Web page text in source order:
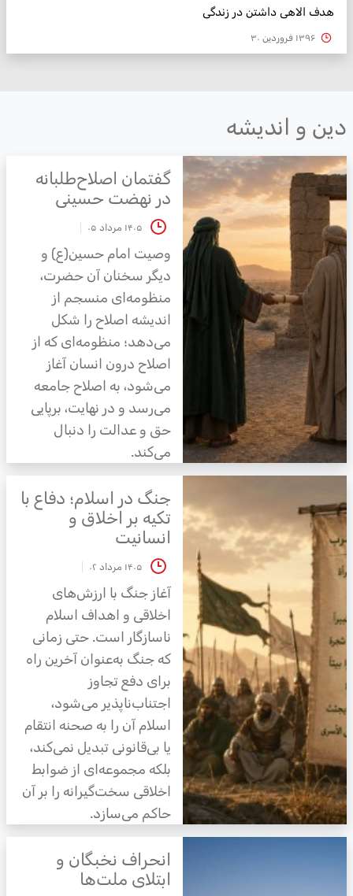
هدف الاهی داشتن در زندگی
۱۳۹۶ فروردین ۳۰
و اندیشه
گفتمان اصلاح‌طلبانه
در نهضت حسینی
۱۴۰۵ مرداد ۰۵
وصیت امام حسین(ع) و
دیگر سخنان آن حضرت،
منظومه‌ای منسجم از
اندیشه اصلاح را شکل
می‌دهد؛ منظومه‌ای که از
اصلاح درون انسان آغاز
می‌شود، به اصلاح جامعه
می‌رسد و در نهایت، برپایی
حق و عدالت را دنبال
می‌کند.
جنگ در اسلام؛ دفاع با
تکیه بر اخلاق و
انسانیت
۱۴۰۵ مرداد ۰۲
آغاز جنگ با ارزش‌های
اخلاقی و اهداف اسلام
ناسازگار است. حتی زمانی
که جنگ به‌عنوان آخرین راه
برای دفع تجاوز
اجتناب‌ناپذیر می‌شود،
اسلام آن را به صحنه انتقام
یا بی‌قانونی تبدیل نمی‌کند،
بلکه مجموعه‌ای از ضوابط
اخلاقی سخت‌گیرانه را بر آن
حاکم می‌سازد.
انحراف نخبگان و
ابتلای ملت‌ها